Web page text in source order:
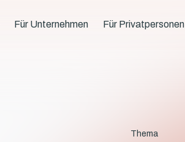
Für Unternehmen Für Privatpersonen
Thema